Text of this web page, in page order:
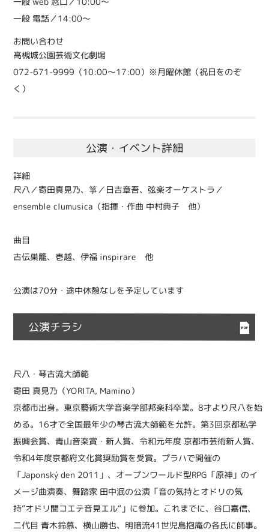
一般 電話／14:00～
お問い合わせ
高槻城公園芸術文化劇場
072‑671‑9999（10:00～17:00）※月曜休館（祝日をのぞ
く）
公演・イベント詳細
詳細
尺八／寄田真見乃、箏／日吉章吾、弦楽オーケストラ／
ensemble clumusica（指揮・作曲 中村典子 他）
曲目
古伝巣籠、壱越、伊福 inspirare 他
公演は70分・途中休憩なしを予定しています
公演チラシ
尺八・琴古流大師範
寄田 真見乃（YORITA, Mamino）
京都市出身。東京藝術大学音楽学部邦楽科卒業。8才より尺八を始
める。16才で全国最年少の琴古流大師範を允許。第3回京都私学
振興会賞、青山音楽賞・新人賞、令和元年度 京都市芸術新人賞、
令和4年度京都府文化賞奨励賞を受賞。プラハで開催の
「Japonský den 2011」、オープンワールド型RPG「原神」のイ
メージ曲演奏、舞踏家 田中泯の公演「音の気持とオドリの気
持”オドリ聞コエテ音見エル“」に参加。これまでに、谷口嘉信、
二代目 青木鈴慕、横山勝也、明暗流41世児島抱庵の各氏に師事。